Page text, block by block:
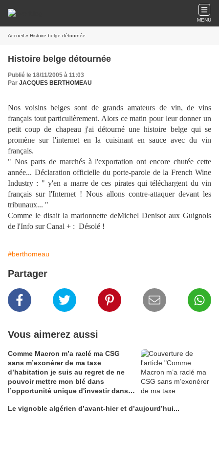
MENU
Accueil » Histoire belge détournée
Histoire belge détournée
Publié le 18/11/2005 à 11:03
Par JACQUES BERTHOMEAU
Nos voisins belges sont de grands amateurs de vin, de vins
français tout particulièrement. Alors ce matin pour leur donner un
petit coup de chapeau j'ai détourné une histoire belge qui se
promène sur l'internet en la cuisinant en sauce avec du vin
français.
" Nos parts de marchés à l'exportation ont encore chutée cette
année... Déclaration officielle du porte-parole de la French Wine
Industry : " y'en a marre de ces pirates qui téléchargent du vin
français sur l'Internet ! Nous allons contre-attaquer devant les
tribunaux... "
Comme le disait la marionnette deMichel Denisot aux Guignols
de l'Info sur Canal + : Désolé !
#berthomeau
Partager
Vous aimerez aussi
Comme Macron m’a raclé ma CSG
sans m’exonérer de ma taxe
d’habitation je suis au regret de ne
pouvoir mettre mon blé dans
l’opportunité unique d'investir dans
Alain Edouard
Le vignoble algérien d’avant-hier et d’aujourd’hui...